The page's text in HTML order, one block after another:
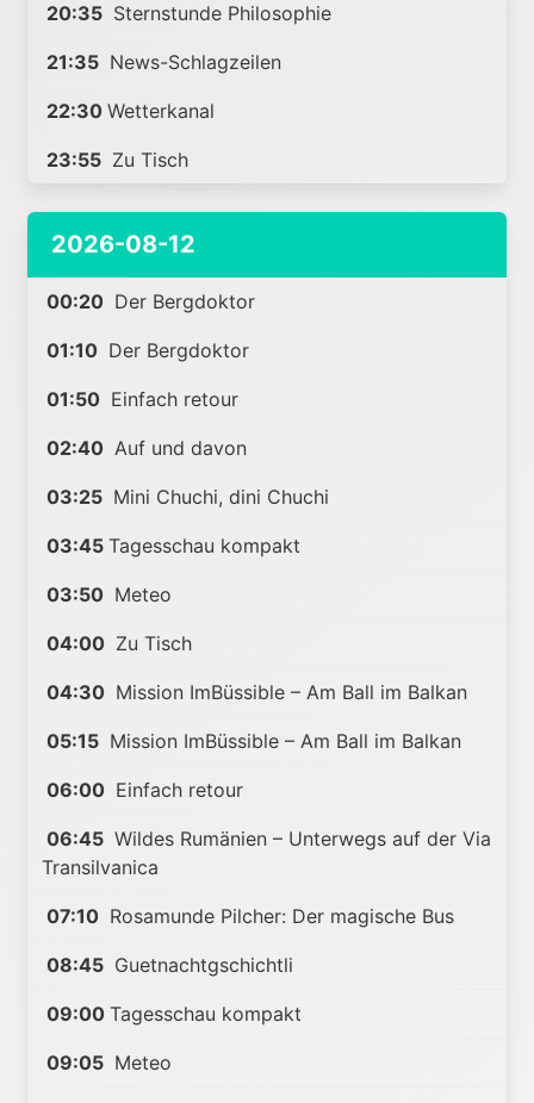
20:35 Sternstunde Philosophie
21:35 News-Schlagzeilen
22:30 Wetterkanal
23:55 Zu Tisch
2026-08-12
00:20 Der Bergdoktor
01:10 Der Bergdoktor
01:50 Einfach retour
02:40 Auf und davon
03:25 Mini Chuchi, dini Chuchi
03:45 Tagesschau kompakt
03:50 Meteo
04:00 Zu Tisch
04:30 Mission ImBüssible – Am Ball im Balkan
05:15 Mission ImBüssible – Am Ball im Balkan
06:00 Einfach retour
06:45 Wildes Rumänien – Unterwegs auf der Via
Transilvanica
07:10 Rosamunde Pilcher: Der magische Bus
08:45 Guetnachtgschichtli
09:00 Tagesschau kompakt
09:05 Meteo